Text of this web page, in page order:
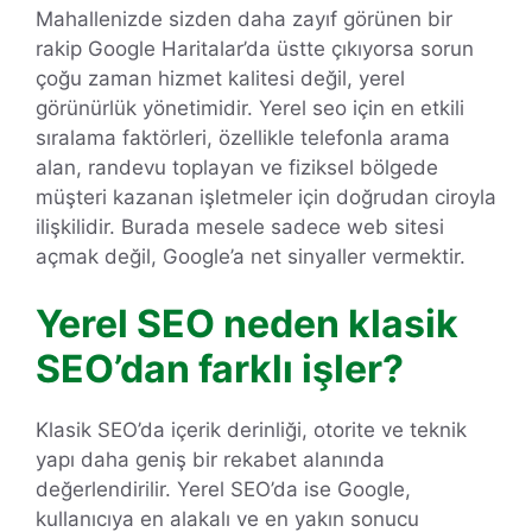
Mahallenizde sizden daha zayıf görünen bir
rakip Google Haritalar’da üstte çıkıyorsa sorun
çoğu zaman hizmet kalitesi değil, yerel
görünürlük yönetimidir. Yerel seo için en etkili
sıralama faktörleri, özellikle telefonla arama
alan, randevu toplayan ve fiziksel bölgede
müşteri kazanan işletmeler için doğrudan ciroyla
ilişkilidir. Burada mesele sadece web sitesi
açmak değil, Google’a net sinyaller vermektir.
Yerel SEO neden klasik
SEO’dan farklı işler?
Klasik SEO’da içerik derinliği, otorite ve teknik
yapı daha geniş bir rekabet alanında
değerlendirilir. Yerel SEO’da ise Google,
kullanıcıya en alakalı ve en yakın sonucu